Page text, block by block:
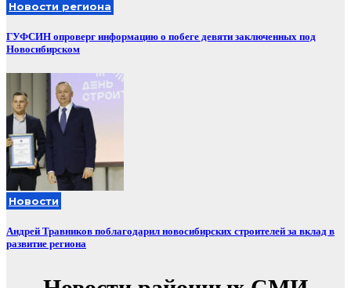
Новости региона
ГУФСИН опроверг информацию о побеге девяти заключенных под
Новосибирском
Новости
Андрей Травников поблагодарил новосибирских строителей за вклад в
развитие региона